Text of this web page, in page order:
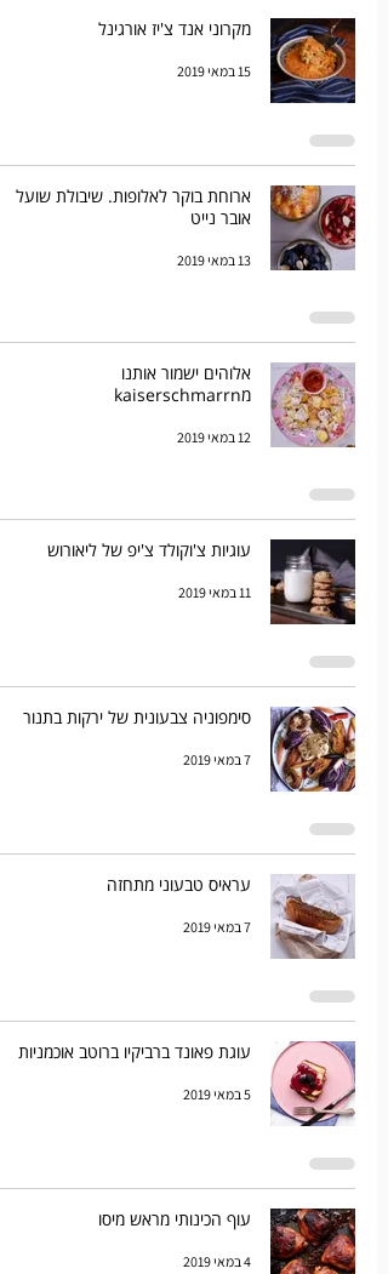
מקרוני אנד צ'יז אורגינל
15 במאי 2019
ארוחת בוקר לאלופות. שיבולת שועל
אובר נייט
13 במאי 2019
אלוהים ישמור אותנו
מkaiserschmarrn
12 במאי 2019
עוגיות צ'וקולד צ'יפ של ליאורוש
11 במאי 2019
סימפוניה צבעונית של ירקות בתנור
7 במאי 2019
עראיס טבעוני מתחזה
7 במאי 2019
עוגת פאונד ברביקיו ברוטב אוכמניות
5 במאי 2019
עוף הכינותי מראש מיסו
4 במאי 2019